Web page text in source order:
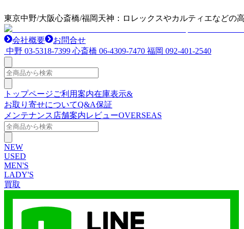
東京中野/大阪心斎橋/福岡天神：ロレックスやカルティエなど
会社概要
お問合せ
中野 03-5318-7399 心斎橋 06-4309-7470 福岡 092-401-2540
トップページご利用案内在庫表示&
お取り寄せについてQ&A保証
メンテナンス 店舗案内レビューOVERSEAS
NEW
USED
MEN'S
LADY'S
買取